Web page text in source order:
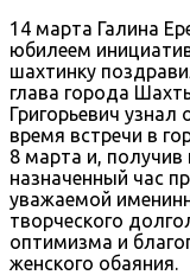
14 марта Галина
юбилеем
шахтинку
глава города
Григорьевич
время встречи в
8 марта и, получив
назначенный час
уважаемой
творческого
оптимизма и
женского обаяния.